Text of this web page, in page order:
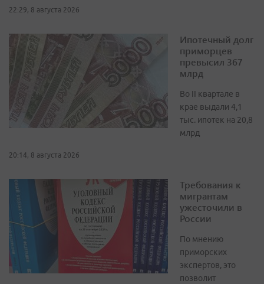
22:29, 8 августа 2026
Ипотечный долг
приморцев
превысил 367
млрд
Во II квартале в
крае выдали 4,1
тыс. ипотек на 20,8
млрд
20:14, 8 августа 2026
Требования к
мигрантам
ужесточили в
России
По мнению
приморских
экспертов, это
позволит